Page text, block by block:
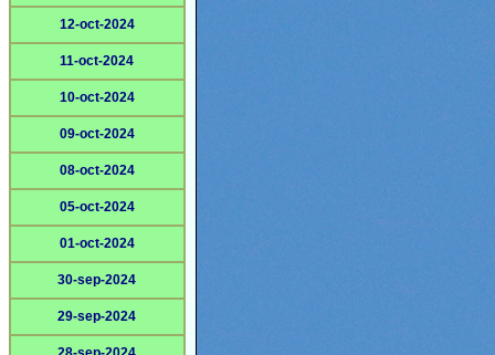
12-oct-2024
11-oct-2024
10-oct-2024
09-oct-2024
08-oct-2024
05-oct-2024
01-oct-2024
30-sep-2024
29-sep-2024